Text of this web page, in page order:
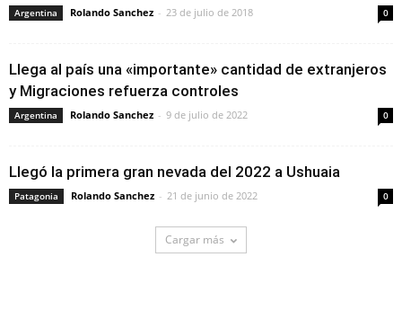
Argentina Rolando Sanchez - 23 de julio de 2018 0
Llega al país una «importante» cantidad de extranjeros
y Migraciones refuerza controles
Argentina Rolando Sanchez - 9 de julio de 2022 0
Llegó la primera gran nevada del 2022 a Ushuaia
Patagonia Rolando Sanchez - 21 de junio de 2022 0
Cargar más